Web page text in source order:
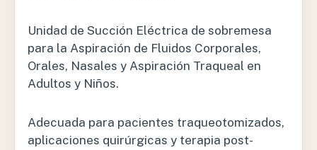
Unidad de Succión Eléctrica de sobremesa
para la Aspiración de Fluidos Corporales,
Orales, Nasales y Aspiración Traqueal en
Adultos y Niños.
Adecuada para pacientes traqueotomizados,
aplicaciones quirúrgicas y terapia post-